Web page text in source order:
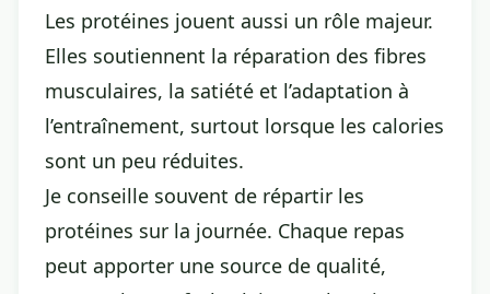
Les protéines jouent aussi un rôle majeur.
Elles soutiennent la réparation des fibres
musculaires, la satiété et l’adaptation à
l’entraînement, surtout lorsque les calories
sont un peu réduites.
Je conseille souvent de répartir les
protéines sur la journée. Chaque repas
peut apporter une source de qualité,